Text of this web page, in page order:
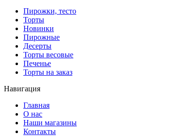
Пирожки, тесто
Торты
Новинки
Пирожные
Десерты
Торты весовые
Печенье
Торты на заказ
Навигация
Главная
О нас
Наши магазины
Контакты